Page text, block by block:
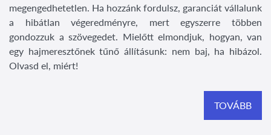
megengedhetetlen. Ha hozzánk fordulsz, garanciát vállalunk
a hibátlan végeredményre, mert egyszerre többen
gondozzuk a szövegedet. Mielőtt elmondjuk, hogyan, van
egy hajmeresztőnek tűnő állításunk: nem baj, ha hibázol.
Olvasd el, miért!
TOVÁBB